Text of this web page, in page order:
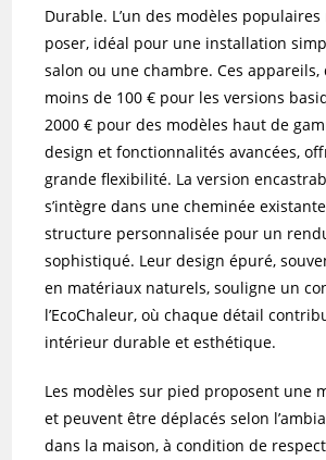
Durable. L’un des modèles
poser, idéal pour une installation
salon ou une chambre. Ces
moins de 100 € pour les versions
2000 € pour des modèles haut de
design et fonctionnalités avancées,
grande flexibilité. La version
s’intègre dans une cheminée
structure personnalisée pour un
sophistiqué. Leur design épuré,
en matériaux naturels, souligne un
l’EcoChaleur, où chaque détail
intérieur durable et esthétique.
Les modèles sur pied proposent une
et peuvent être déplacés selon
dans la maison, à condition de